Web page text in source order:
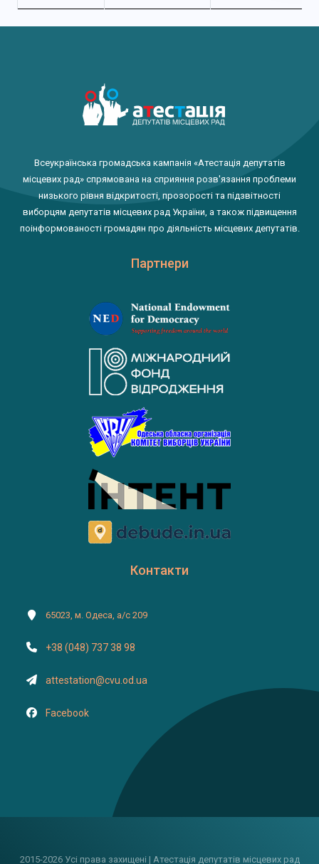
Всеукраїнська громадська кампанія «Атестація депутатів
місцевих рад» спрямована на сприяння розв'язання проблеми
низького рівня відкритості, прозорості та підзвітності
виборцям депутатів місцевих рад України, а також підвищення
поінформованості громадян про діяльність місцевих депутатів.
Партнери
Контакти
65023, м. Одеса, а/с 209
+38 (048) 737 38 98
attestation@cvu.od.ua
Facebook
2015-2026 Усі права захищені | Атестація депутатів місцевих рад